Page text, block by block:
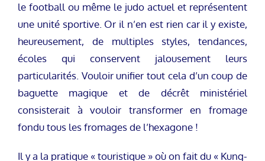
le football ou même le judo actuel et représentent
une unité sportive. Or il n’en est rien car il y existe,
heureusement, de multiples styles, tendances,
écoles qui conservent jalousement leurs
particularités. Vouloir unifier tout cela d’un coup de
baguette magique et de décrêt ministériel
consisterait à vouloir transformer en fromage
fondu tous les fromages de l’hexagone !
Il y a la pratique « touristique » où on fait du « Kung-